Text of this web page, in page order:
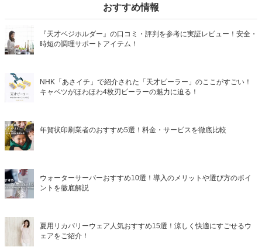
おすすめ情報
『天才ベジホルダー』の口コミ・評判を参考に実証レビュー！安全・
時短の調理サポートアイテム！
NHK「あさイチ」で紹介された「天才ピーラー」のここがすごい！
キャベツがほわほわ4枚刃ピーラーの魅力に迫る！
年賀状印刷業者のおすすめ5選！料金・サービスを徹底比較
ウォーターサーバーおすすめ10選！導入のメリットや選び方のポイ
ントを徹底解説
夏用リカバリーウェア人気おすすめ15選！涼しく快適にすごせるウ
ェアをご紹介！